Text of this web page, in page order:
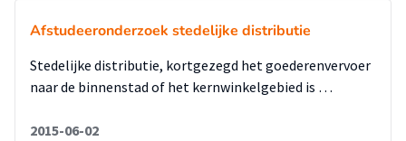
Afstudeeronderzoek stedelijke distributie
Stedelijke distributie, kortgezegd het goederenvervoer
naar de binnenstad of het kernwinkelgebied is …
2015-06-02